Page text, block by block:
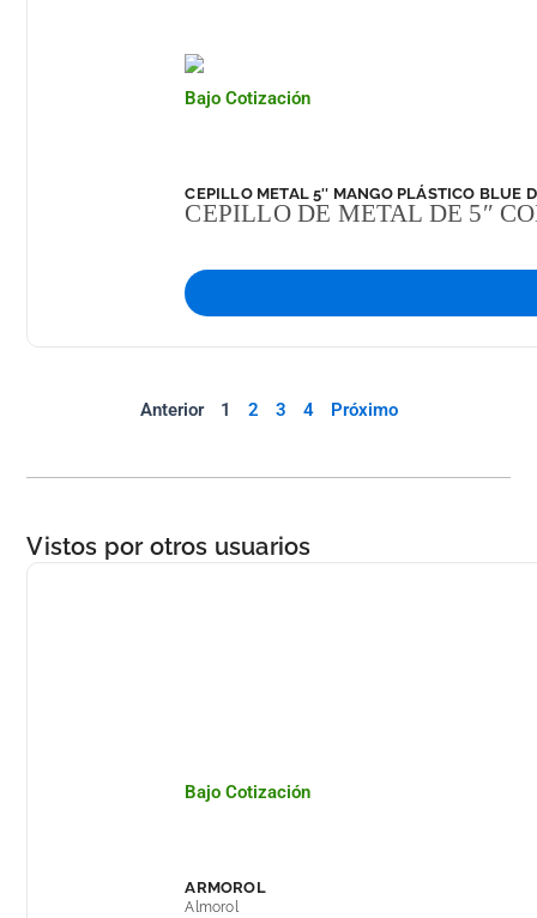
Bajo Cotización
CEPILLO METAL 5″ MANGO PLÁSTICO BLUE
CEPILLO DE METAL DE 5″
Anterior 1 2 3 4 Próximo
Vistos por otros usuarios
Bajo Cotización
ARMOROL
Almorol